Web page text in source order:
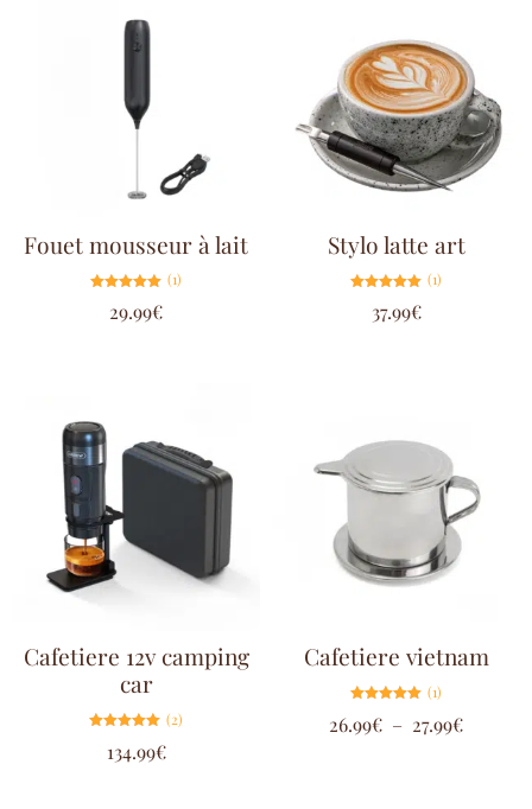
Fouet mousseur à lait
5.00
sur 5
(1)
29.99€
Stylo latte art
5.00
sur 5
(1)
37.99€
Cafetiere 12v camping
car
5.00
sur 5
(2)
134.99€
Cafetiere vietnam
5.00
sur 5
(1)
26.99€ – 27.99€